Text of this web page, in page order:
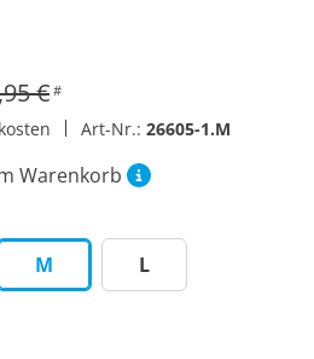
€#
Art-Nr.: 26605-1.M
Warenkorb
M L